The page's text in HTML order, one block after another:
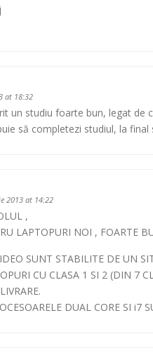
at 18:32
un studiu foarte bun, legat de
să completezi studiul, la
2013 at 14:22
,
LAPTOPURI NOI , FOARTE
SUNT STABILITE DE UN
CU CLASA 1 SI 2 (DIN 7
DUAL CORE SI i7